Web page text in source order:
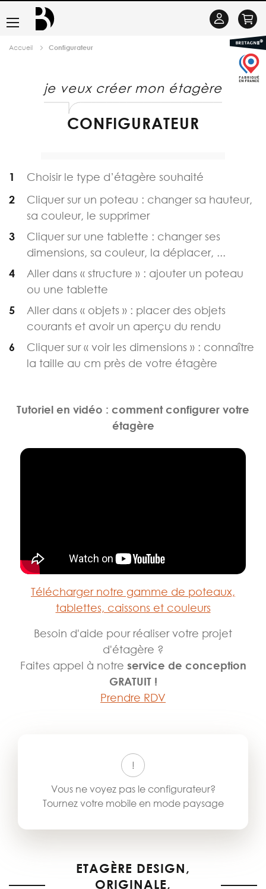
Basculer
navigation
connecter
Accueil Configurateur
CONFIGURATEUR
je veux créer mon étagère
Choisir le type d’étagère souhaité
Cliquer sur un poteau : changer sa hauteur,
sa couleur, le supprimer
Cliquer sur une tablette : changer ses
dimensions, sa couleur, la déplacer, ...
Aller dans « structure » : ajouter un poteau
ou une tablette
Aller dans « objets » : placer des objets
courants et avoir un aperçu du rendu
Cliquer sur « voir les dimensions » : connaître
la taille au cm près de votre étagère
Tutoriel en vidéo : comment configurer votre
étagère
Télécharger notre gamme de poteaux,
tablettes, caissons et couleurs
Besoin d'aide pour réaliser votre projet
d'étagère ?
Faites appel à notre service de conception
GRATUIT !
Prendre RDV
Vous ne voyez pas le configurateur?
Tournez votre mobile en mode paysage
ETAGÈRE DESIGN,
ORIGINALE,